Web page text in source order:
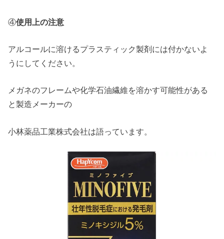
④使用上の注意
アルコールに溶けるプラスティック製剤には付かないよ
うにしてください。
メガネのフレームや化学石油繊維を溶かす可能性がある
と製造メーカーの
小林薬品工業株式会社は語っています。